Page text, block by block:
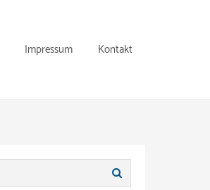
Impressum Kontakt